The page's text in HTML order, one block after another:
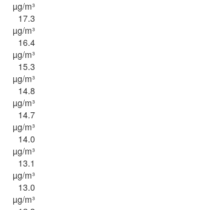
µg/m³
17.3
µg/m³
16.4
µg/m³
15.3
µg/m³
14.8
µg/m³
14.7
µg/m³
14.0
µg/m³
13.1
µg/m³
13.0
µg/m³